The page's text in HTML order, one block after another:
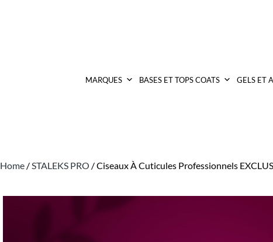
MARQUES BASES ET TOPS COATS GELS ET
Home /STALEKS PRO / Ciseaux À Cuticules Professionnels